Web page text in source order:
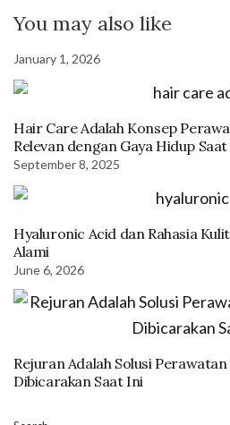
You may also like
January 1, 2026
Hair Care Adalah Konsep
Relevan dengan Gaya Hidup
September 8, 2025
Hyaluronic Acid dan Rahasia
Alami
June 6, 2026
Rejuran Adalah Solusi
Dibicarakan Saat Ini